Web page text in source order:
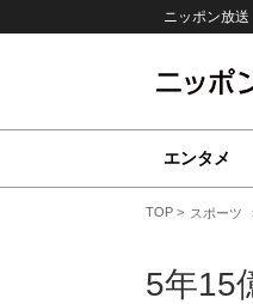
ニッポン放送
エンタメ
TOP スポーツ
5年15